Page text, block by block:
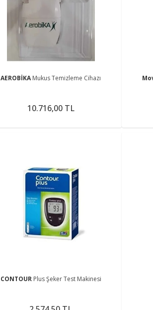
AEROBİKAMukus Temizleme Cihazı
10.716,00 TL
CONTOUR Plus Şeker Test Makinesi